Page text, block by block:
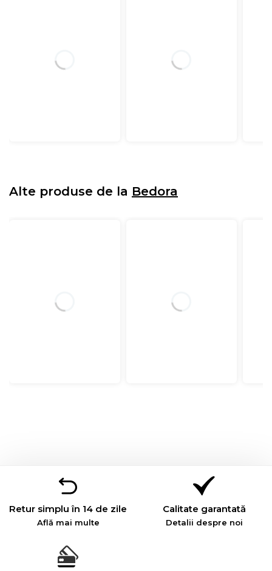
Alte produse de la Bedora
Retur simplu în 14 de zile
Află mai multe
Calitate garantată
Detalii despre noi